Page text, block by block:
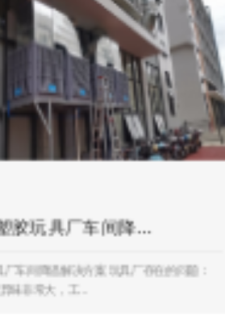
胶玩具厂车间降…
降温解决方案 玩具厂存在的问题：
味非常大，工...